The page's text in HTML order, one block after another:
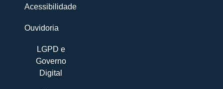
Acessibilidade
Ouvidoria
LGPD e
Governo
Digital